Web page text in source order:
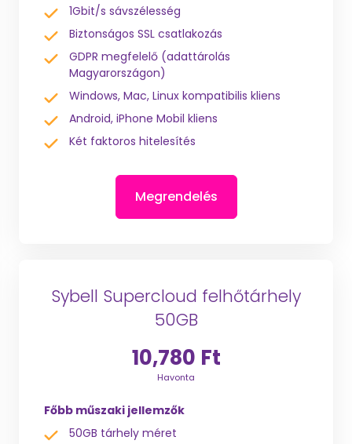
1Gbit/s sávszélesség
Biztonságos SSL csatlakozás
GDPR megfelelő (adattárolás
Magyarországon)
Windows, Mac, Linux kompatibilis kliens
Android, iPhone Mobil kliens
Két faktoros hitelesítés
Megrendelés
Sybell Supercloud felhőtárhely
50GB
10,780 Ft
Havonta
Főbb műszaki jellemzők
50GB tárhely méret